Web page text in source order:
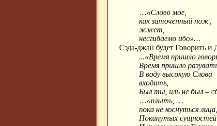
…«Слово мое,
как заточенный нож,
жжет,
несгибаемо ибо»…
Сэда-джан будет Говорить и
...«Время пришло
Время пришло
В воду высокую Слова
входить,
Был ты, иль не был –
…«плыть, …
пока не коснуться
Покинутых